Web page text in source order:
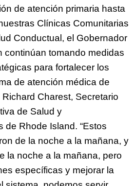
de atención primaria hasta
Clínicas Comunitarias
Conductual, el Gobernador
continúan tomando medidas
para fortalecer los
de atención médica de
Richard Charest, Secretario
de Salud y
de Rhode Island. “Estos
de la noche a la mañana, y
la noche a la mañana, pero
específicas y mejorar la